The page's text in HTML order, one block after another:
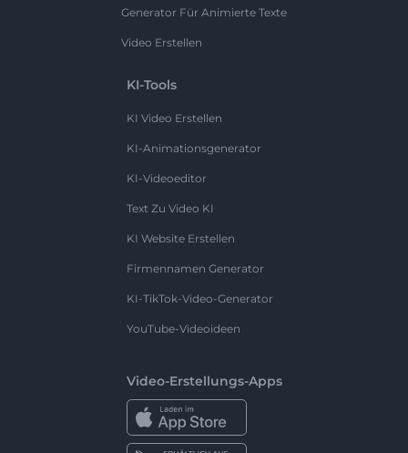
Generator Für Animierte Texte
Video Erstellen
KI-Tools
KI Video Erstellen
KI-Animationsgenerator
KI-Videoeditor
Text Zu Video KI
KI Website Erstellen
Firmennamen Generator
KI-TikTok-Video-Generator
YouTube-Videoideen
Video-Erstellungs-Apps